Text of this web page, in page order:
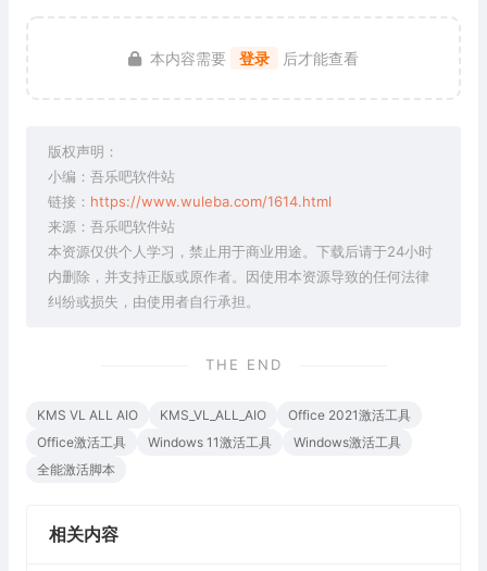
本内容需要 登录 后才能查看
版权声明：
小编：吾乐吧软件站
链接： https://www.wuleba.com/1614.html
来源：吾乐吧软件站
本资源仅供个人学习，禁止用于商业用途。下载后请于24小时
内删除，并支持正版或原作者。因使用本资源导致的任何法律
纠纷或损失，由使用者自行承担。
THE END
KMS VL ALL AIO KMS_VL_ALL_AIO
Office 2021激活工具
Office激活工具
Windows 11激活工具
Windows激活工具
全能激活脚本
相关内容